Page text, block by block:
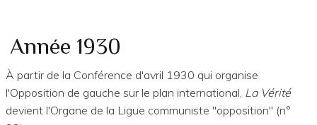
Année 1930
À partir de la Conférence d'avril 1930 qui organise
l'Opposition de gauche sur le plan international, La Vérité
devient l'Organe de la Ligue communiste "opposition" (n°